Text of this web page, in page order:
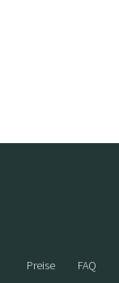
Preise FAQ